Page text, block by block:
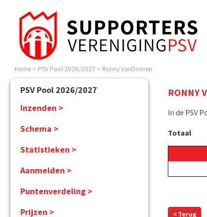
Home > PSV Pool 2026/2027 > Ronny VanDooren
PSV Pool 2026/2027
Inzenden >
Schema >
Statistieken >
Aanmelden >
Puntenverdeling >
Prijzen >
RONNY
In de PSV
Totaal
< Terug